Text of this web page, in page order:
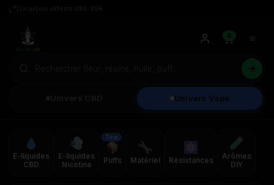
Univers Vape
0
E-liquides
CBD
E-liquides
Nicotine
Top
Puffs Matériel Résistances
Arômes
DIY